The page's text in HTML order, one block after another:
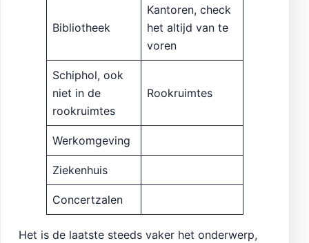
Bibliotheek
Kantoren, check
het altijd van te
voren
Schiphol, ook
niet in de
rookruimtes
Rookruimtes
Werkomgeving
Ziekenhuis
Concertzalen
Het is de laatste steeds vaker het onderwerp,